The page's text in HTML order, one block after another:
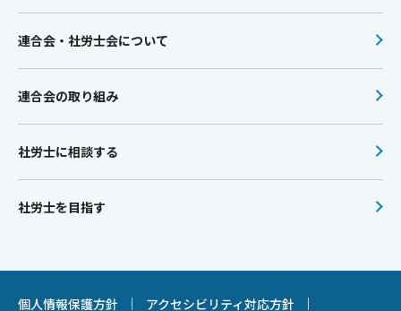
連合会・社労士会について
連合会の取り組み
社労士に相談する
社労士を目指す
個人情報保護方針 アクセシビリティ対応方針